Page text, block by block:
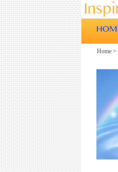
Home>